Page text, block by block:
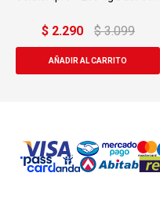
$ 2.290 $ 3.099